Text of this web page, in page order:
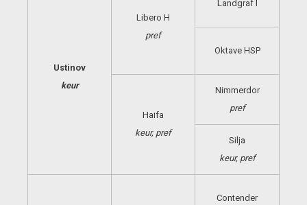
Ustinov
keur
Libero H
pref
Landgraf I
Oktave HSP
Haifa
keur, pref
Nimmerdor
pref
Silja
keur, pref
Contender